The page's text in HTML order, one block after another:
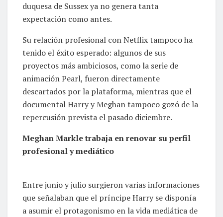
duquesa de Sussex ya no genera tanta
expectación como antes.
Su relación profesional con Netflix tampoco ha
tenido el éxito esperado: algunos de sus
proyectos más ambiciosos, como la serie de
animación Pearl, fueron directamente
descartados por la plataforma, mientras que el
documental Harry y Meghan tampoco gozó de la
repercusión prevista el pasado diciembre.
Meghan Markle trabaja en renovar su perfil
profesional y mediático
Entre junio y julio surgieron varias informaciones
que señalaban que el príncipe Harry se disponía
a asumir el protagonismo en la vida mediática de